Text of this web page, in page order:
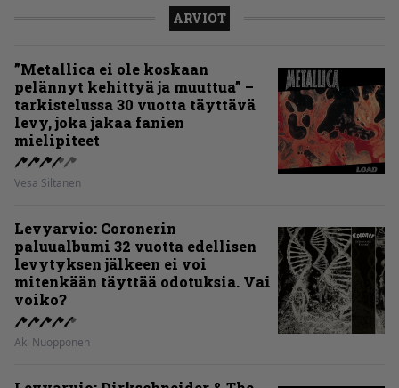
ARVIOT
”Metallica ei ole koskaan
pelännyt kehittyä ja muuttua” –
tarkistelussa 30 vuotta täyttävä
levy, joka jakaa fanien
mielipiteet
Vesa Siltanen
Levyarvio: Coronerin
paluualbumi 32 vuotta edellisen
levytyksen jälkeen ei voi
mitenkään täyttää odotuksia. Vai
voiko?
Aki Nuopponen